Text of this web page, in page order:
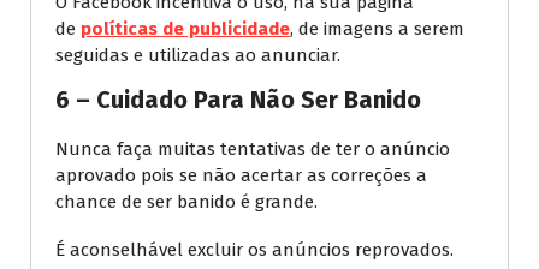
de políticas de publicidade, de imagens a serem
seguidas e utilizadas ao anunciar.
6 – Cuidado Para Não Ser Banido
Nunca faça muitas tentativas de ter o anúncio
aprovado pois se não acertar as correções a
chance de ser banido é grande.
É aconselhável excluir os anúncios reprovados.